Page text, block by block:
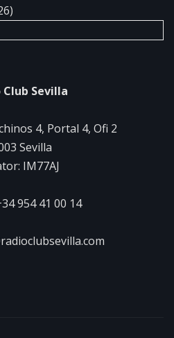
Club Sevilla
4, Portal 4, Ofi 2
Sevilla
IM77AJ
954 41 00 14